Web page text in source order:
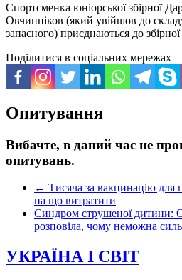
Спортсменка юніорської збірної
Овчинніков (який увійшов до складу
запасного) приєднаються до
Поділитися в соціальних мережах
Опитування
Вибачте, в даний час не
опитувань.
← Тисяча за вакцинацію для
на що витратити
Синдром струшеної дитини:
розповіла, чому неможна
УКРАЇНА І СВІТ